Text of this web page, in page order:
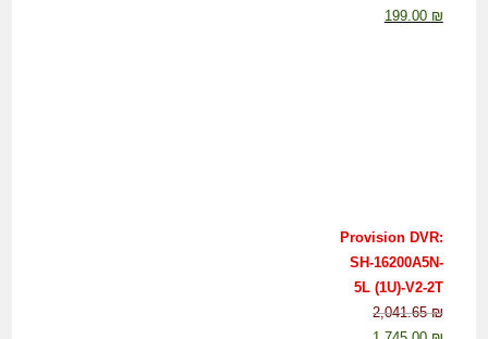
199.00 ₪
Provision DVR:
SH-16200A5N-
5L (1U)-V2-2T
2,041.65₪